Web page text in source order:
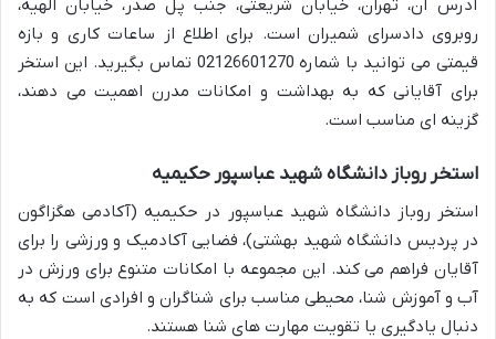
آدرس آن، تهران، خیابان شریعتی، جنب پل صدر، خیابان الهیه،
روبروی دادسرای شمیران است. برای اطلاع از ساعات کاری و بازه
قیمتی می توانید با شماره 02126601270 تماس بگیرید. این استخر
برای آقایانی که به بهداشت و امکانات مدرن اهمیت می دهند،
گزینه ای مناسب است.
استخر روباز دانشگاه شهید عباسپور حکیمیه
استخر روباز دانشگاه شهید عباسپور در حکیمیه (آکادمی هگزاگون
در پردیس دانشگاه شهید بهشتی)، فضایی آکادمیک و ورزشی را برای
آقایان فراهم می کند. این مجموعه با امکانات متنوع برای ورزش در
آب و آموزش شنا، محیطی مناسب برای شناگران و افرادی است که به
دنبال یادگیری یا تقویت مهارت های شنا هستند.